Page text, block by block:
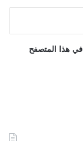
في هذا المتصفح